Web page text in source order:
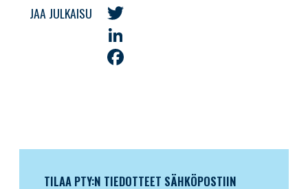
JAA JULKAISU
Twitter
LinkedIn
TILAA PTY:N TIEDOTTEET SÄHKÖPOSTIIN